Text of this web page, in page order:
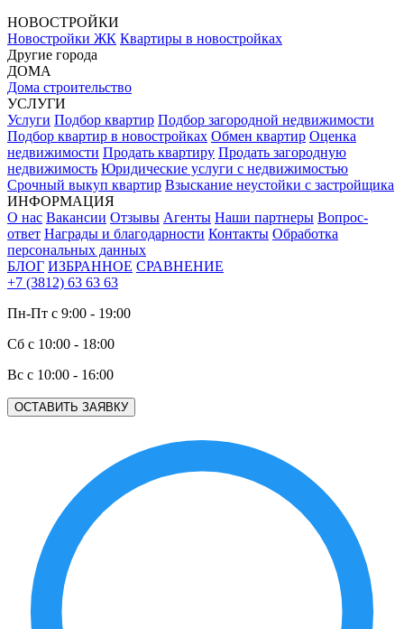
НОВОСТРОЙКИ
Новостройки ЖК Квартиры в новостройках
Другие города
ДОМА
Дома строительство
УСЛУГИ
Услуги Подбор квартир Подбор загородной недвижимости
Подбор квартир в новостройках Обмен квартир Оценка
недвижимости Продать квартиру Продать загородную
недвижимость Юридические услуги с недвижимостью
Срочный выкуп квартир Взыскание неустойки с застройщика
ИНФОРМАЦИЯ
О нас Вакансии Отзывы Агенты Наши партнеры Вопрос-
ответ Награды и благодарности Контакты Обработка
персональных данных
БЛОГ ИЗБРАННОЕ СРАВНЕНИЕ
+7 (3812) 63 63 63
Пн-Пт с 9:00 - 19:00
Сб с 10:00 - 18:00
Вс с 10:00 - 16:00
ОСТАВИТЬ ЗАЯВКУ